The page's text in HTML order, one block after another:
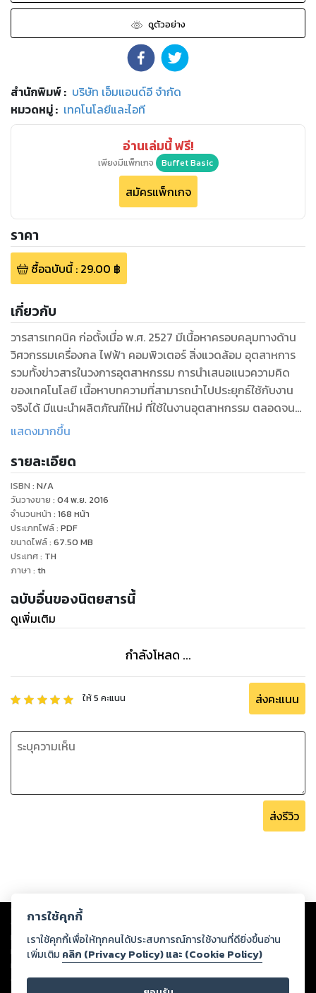
ดูตัวอย่าง
สำนักพิมพ์: บริษัท เอ็มแอนด์อี จำกัด
หมวดหมู่: เทคโนโลยีและไอที
อ่านเล่มนี้ ฟรี!
เพียงมีแพ็กเกจ Buffet Basic
สมัครแพ็กเกจ
ราคา
ซื้อฉบับนี้: 29.00 ฿
เกี่ยวกับ
วารสารเทคนิค ก่อตั้งเมื่อ พ.ศ. 2527 มีเนื้อหาครอบคลุมทางด้าน
วิศวกรรมเครื่องกล ไฟฟ้า คอมพิวเตอร์ สิ่งแวดล้อม อุตสาหการ
รวมทั้งข่าวสารในวงการอุตสาหกรรม การนำเสนอแนวความคิด
ของเทคโนโลยี เนื้อหาบทความที่สามารถนำไปประยุกธ์ใช้กับงาน
จริงได้ มีแนะนำผลิตภัณฑ์ใหม่ ที่ใช้ในงานอุตสาหกรรม ตลอดจน
บริการข้อมูลสินค้า และบริการ ทางด้านวิศวกรรม จากผู้ผลิต และผู้
แสดงมากขึ้น
รายละเอียด
ISBN : N/A
วันวางขาย : 04 พ.ย. 2016
จำนวนหน้า : 168 หน้า
ประเภทไฟล์: PDF
ขนาดไฟล์: 67.50 MB
ประเทศ: TH
ภาษา : th
ฉบับอื่นของนิตยสารนี้
ดูเพิ่มเติม
กำลังโหลด ...
ให้5 คะแนน ส่งคะแนน
ส่งรีวิว
Copyright © 2026
ต่อผลงานหรือเนื้อหาใดที่อัปโหลดผ่านเว็บไซต์และปรากฏว่าละเมิดสิทธิใน
ทรัพย์สินทางปัญญาของบุคคลอื่นหรือขัดต่อกฎหมายและศีลธรรม ดังนั้น ผู้อ่าน
ทุกท่านโปรดใช้วิจารณญาณในการกลั่นกรองด้วยตนเอง และหากท่านพบว่าส่วน
หนึ่งส่วนใดขัดต่อกฎหมายและศีลธรรม กรุณาแจ้งมายังบริษัท เพื่อทีมงานจะได้
ดำเนินการในทันที ทั้งนี้ ทางสตอรี่ล็อกขอสงวนลิขสิทธิ์ตามพระราชบัญญัติ
การใช้คุกกี้
เราใช้คุกกี้เพื่อให้ทุกคนได้ประสบการณ์การใช้งานที่ดียิ่งขึ้นอ่าน
เพิ่มเติม คลิก (Privacy Policy) และ (Cookie Policy)